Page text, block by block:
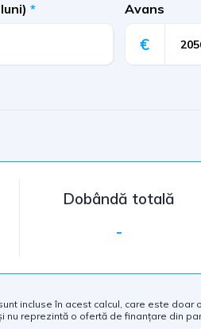
* Avans
€
Dobândă totală
-
incluse în acest calcul, care este doar
nu reprezintă o ofertă de finanțare din